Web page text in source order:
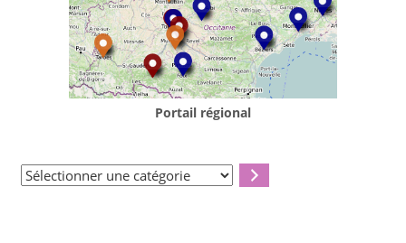
Portail régional
Sélectionner